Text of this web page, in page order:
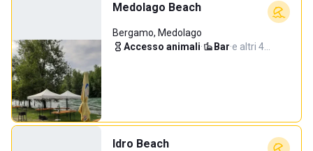
Medolago Beach
Bergamo, Medolago
Accesso animali· Bar·e altri 4…
Idro Beach